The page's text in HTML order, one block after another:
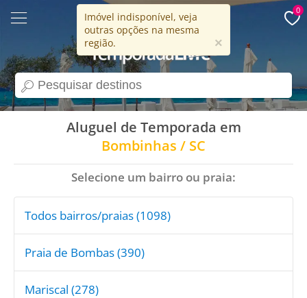
search
15 anos
0
Imóvel indisponível, veja
outras opções na mesma
região.
×
Aluguel de Temporada em
Bombinhas / SC
Selecione um bairro ou praia:
Todos bairros/praias (1098)
Praia de Bombas (390)
Mariscal (278)